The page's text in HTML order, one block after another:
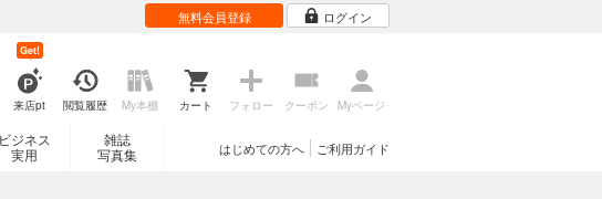
無料会員登録 ログイン
来店pt
Get!
閲覧履歴 My本棚 カート フォロー クーポン Myページ
ビジネス
実用
雑誌
写真集
ご利用ガイド
はじめての方へ